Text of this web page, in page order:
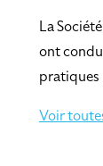
La
ont
pratiques
Voir